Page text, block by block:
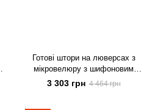
Готові штори на люверсах з
мікровелюру з шифоновим
тюлем, сучасні однотонні
портьєри у вітальню Сірі
3 303 грн 4 464 грн